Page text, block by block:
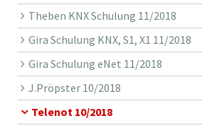
Theben KNX Schulung 11/2018
Gira Schulung KNX, S1, X1 11/2018
Gira Schulung eNet 11/2018
J.Pröpster 10/2018
Telenot 10/2018